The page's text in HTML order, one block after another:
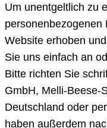
Um unentgeltlich zu
personenbezogenen
Website erhoben
Sie uns einfach an
Bitte richten Sie
GmbH, Melli-Beese-
Deutschland oder
haben außerdem